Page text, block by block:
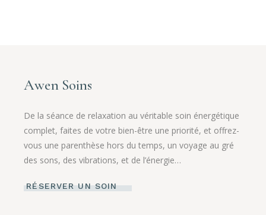
Awen Soins
De la séance de relaxation au véritable soin énergétique
complet, faites de votre bien-être une priorité, et offrez-
vous une parenthèse hors du temps, un voyage au gré
des sons, des vibrations, et de l’énergie…
RÉSERVER UN SOIN